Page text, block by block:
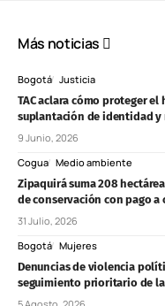
Más noticias
Bogotá Justicia
TAC aclara cómo proteger
suplantación de identidad y
9 Junio, 2026
Cogua Medio ambiente
Zipaquirá suma 208
de conservación con pago a
31 Julio, 2026
Bogotá Mujeres
Denuncias de violencia
seguimiento prioritario de